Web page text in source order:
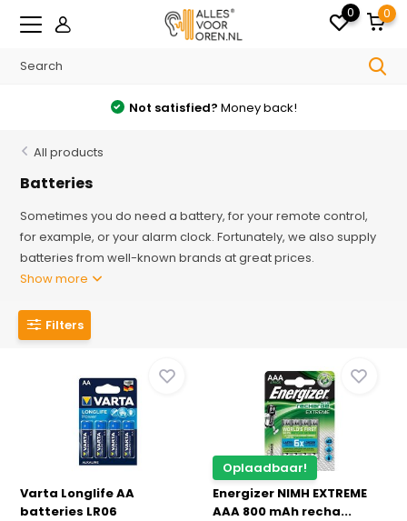
0 0
Not satisfied? Money back!
All products
Batteries
Sometimes you do need a battery, for your remote control,
for example, or your alarm clock. Fortunately, we also supply
batteries from well-known brands at great prices.
Show more
Filters
Varta Longlife AA
batteries LR06
Oplaadbaar!
Energizer NIMH EXTREME
AAA 800 mAh recha...